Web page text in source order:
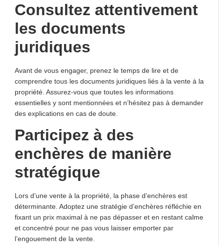
Consultez attentivement
les documents
juridiques
Avant de vous engager, prenez le temps de lire et de
comprendre tous les documents juridiques liés à la vente à la
propriété. Assurez-vous que toutes les informations
essentielles y sont mentionnées et n’hésitez pas à demander
des explications en cas de doute.
Participez à des
enchères de manière
stratégique
Lors d’une vente à la propriété, la phase d’enchères est
déterminante. Adoptez une stratégie d’enchères réfléchie en
fixant un prix maximal à ne pas dépasser et en restant calme
et concentré pour ne pas vous laisser emporter par
l’engouement de la vente.